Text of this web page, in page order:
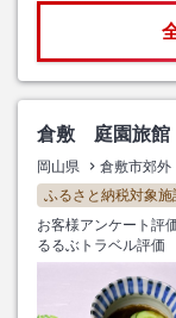
倉敷 庭園旅
岡山県 倉敷市郊外
ふるさと納税対象施
お客様アンケート評
るるぶトラベル評価